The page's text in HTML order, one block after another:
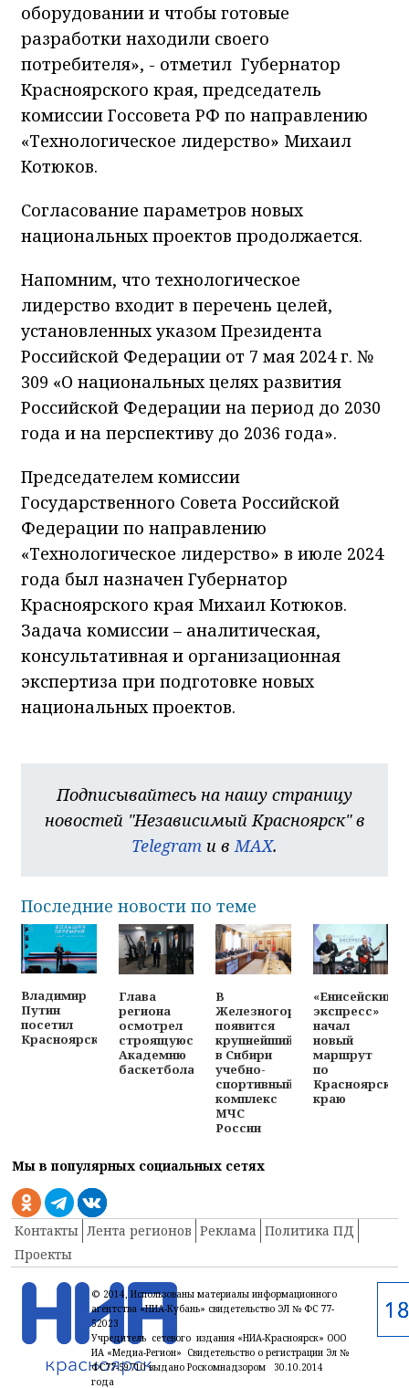
оборудовании и чтобы готовые
разработки находили своего
потребителя», - отметил Губернатор
Красноярского края, председатель
комиссии Госсовета РФ по направлению
«Технологическое лидерство» Михаил
Котюков.
Согласование параметров новых
национальных проектов продолжается.
Напомним, что технологическое
лидерство входит в перечень целей,
установленных указом Президента
Российской Федерации от 7 мая 2024 г. №
309 «О национальных целях развития
Российской Федерации на период до 2030
года и на перспективу до 2036 года».
Председателем комиссии
Государственного Совета Российской
Федерации по направлению
«Технологическое лидерство» в июле 2024
года был назначен Губернатор
Красноярского края Михаил Котюков.
Задача комиссии – аналитическая,
консультативная и организационная
экспертиза при подготовке новых
национальных проектов.
Подписывайтесь на нашу страницу
новостей "Независимый Красноярск" в
Telegram и в MAX.
Последние новости по теме
Владимир
Путин
посетил
Красноярск
Глава
региона
осмотрел
строящуюся
Академию
баскетбола
В
Железногорске
появится
крупнейший
в Сибири
учебно-
спортивный
комплекс
МЧС
России
«Енисейский
экспресс»
начал
новый
маршрут
по
краю
Мы в популярных социальных сетях
Контакты Лента регионов Реклама Политика ПД
Проекты
© 2014, Использованы материалы информационного
агентства «НИА-Кубань» свидетельство ЭЛ № ФС 77-
52023
Учредитель сетевого издания «НИА-Красноярск» ООО
ИА «Медиа-Регион» Свидетельство о регистрации Эл №
ФС77-59710 выдано Роскомнадзором 30.10.2014
года